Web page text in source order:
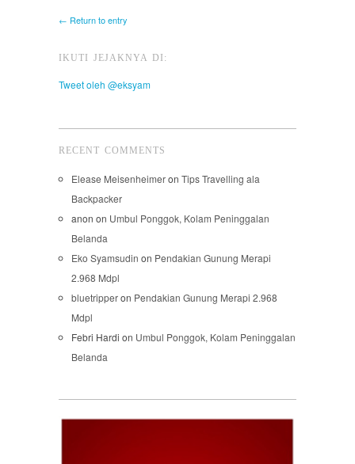
← Return to entry
IKUTI JEJAKNYA DI:
Tweet oleh @eksyam
RECENT COMMENTS
Elease Meisenheimeron Tips Travelling ala
Backpacker
anon on Umbul Ponggok, Kolam Peninggalan
Belanda
Eko Syamsudin on Pendakian Gunung Merapi
2.968 Mdpl
bluetripperon Pendakian Gunung Merapi 2.968
Mdpl
Febri Hardi on Umbul Ponggok, Kolam Peninggalan
Belanda